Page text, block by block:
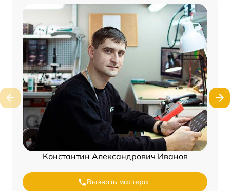
Константин Александрович Иванов
Вызвать мастера